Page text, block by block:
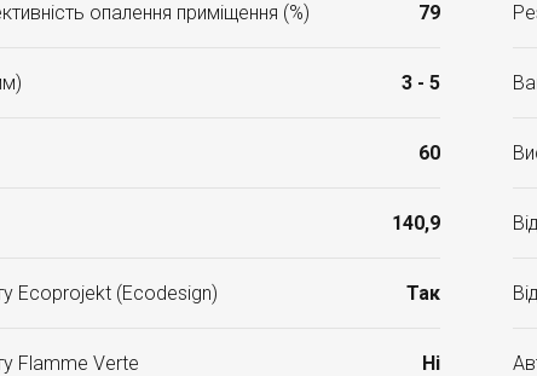
опалення приміщення (%) 79
3 - 5
60
140,9
Ecoprojekt (Ecodesign) Так
Flamme Verte Ні